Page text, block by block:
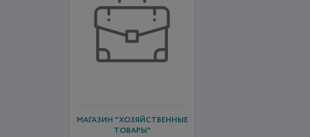
МАГАЗИН "ХОЗЯЙСТВЕННЫЕ
ТОВАРЫ"